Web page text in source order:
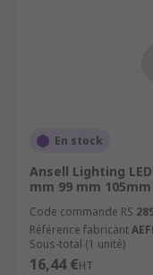
En stock
Ansell Lighting
mm 99 mm 105mm
Code commande RS
Référence fabricant
Sous-total (1 unité)
16,44 €HT